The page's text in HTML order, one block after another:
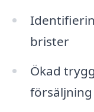
brister
Ökad
försäljning